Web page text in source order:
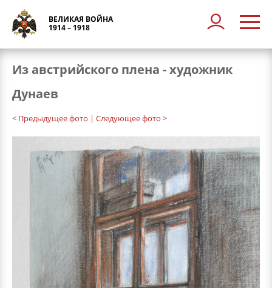
ВЕЛИКАЯ ВОЙНА
1914 – 1918
Из австрийского плена - художник
Дунаев
< Предыдущее фото | Следующее фото >